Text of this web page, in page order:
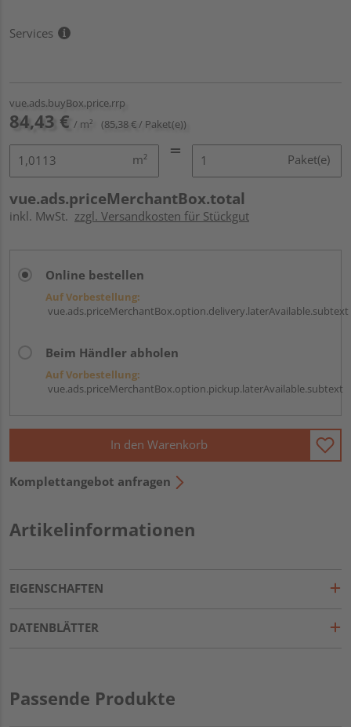
Services
vue.ads.buyBox.price.rrp
84,43 € / m² (85,38 € / Paket(e))
m² Paket(e)
vue.ads.priceMerchantBox.total
inkl. MwSt. zzgl. Versandkosten für Stückgut
Online bestellen
Auf Vorbestellung:
vue.ads.priceMerchantBox.option.delivery.laterAvailable.subtext
Beim Händler abholen
Auf Vorbestellung:
vue.ads.priceMerchantBox.option.pickup.laterAvailable.subtext
In den Warenkorb
Komplettangebot anfragen
Artikelinformationen
EIGENSCHAFTEN
DATENBLÄTTER
Passende Produkte